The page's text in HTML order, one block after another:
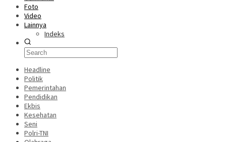
Foto
Video
Lainnya
Indeks
Headline
Politik
Pemerintahan
Pendidikan
Ekbis
Kesehatan
Seni
Polri-TNI